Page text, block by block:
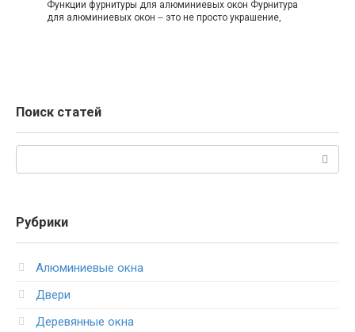
Функции фурнитуры для алюминиевых окон Фурнитура
для алюминиевых окон ‒ это не просто украшение,
Поиск статей
Рубрики
Алюминиевые окна
Двери
Деревянные окна